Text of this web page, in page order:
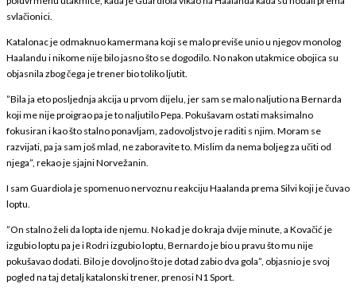
svlačionici.
Katalonac je odmaknuo kamermana koji se malo previše unio u njegov monolog
Haalandu i nikome nije bilo jasno što se dogodilo. No nakon utakmice obojica su
objasnila zbog čega je trener bio toliko ljutit.
”Bila ja eto posljednja akcija u prvom dijelu, jer sam se malo naljutio na Bernarda
koji me nije proigrao pa je to naljutilo Pepa. Pokušavam ostati maksimalno
fokusiran i kao što stalno ponavljam, zadovoljstvo je raditi s njim. Moram se
razvijati, pa ja sam još mlad, ne zaboravite to. Mislim da nema boljeg za učiti od
njega”, rekao je sjajni Norvežanin.
I sam Guardiola je spomenuo nervoznu reakciju Haalanda prema Silvi koji je čuvao
loptu.
”On stalno želi da lopta ide njemu. No kad je do kraja dvije minute, a Kovačić je
izgubio loptu pa je i Rodri izgubio loptu, Bernardo je bio u pravu što mu nije
pokušavao dodati. Bilo je dovoljno što je dotad zabio dva gola”, objasnio je svoj
pogled na taj detalj katalonski trener, prenosi N1 Sport.